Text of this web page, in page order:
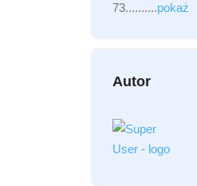
73..........pokaż
Autor
Przeczytałem i
Prywatności